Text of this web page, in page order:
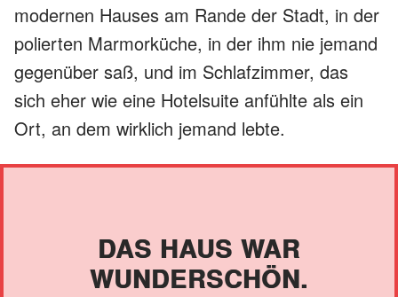
modernen Hauses am Rande der Stadt, in der
polierten Marmorküche, in der ihm nie jemand
gegenüber saß, und im Schlafzimmer, das
sich eher wie eine Hotelsuite anfühlte als ein
Ort, an dem wirklich jemand lebte.
DAS HAUS WAR
WUNDERSCHÖN.